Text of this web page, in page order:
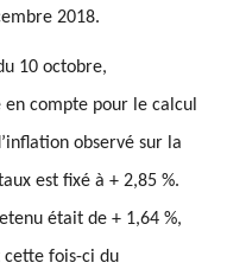
2018.
10 octobre,
compte pour le calcul
observé sur la
est fixé à + 2,85 %.
était de + 1,64 %,
fois-ci du